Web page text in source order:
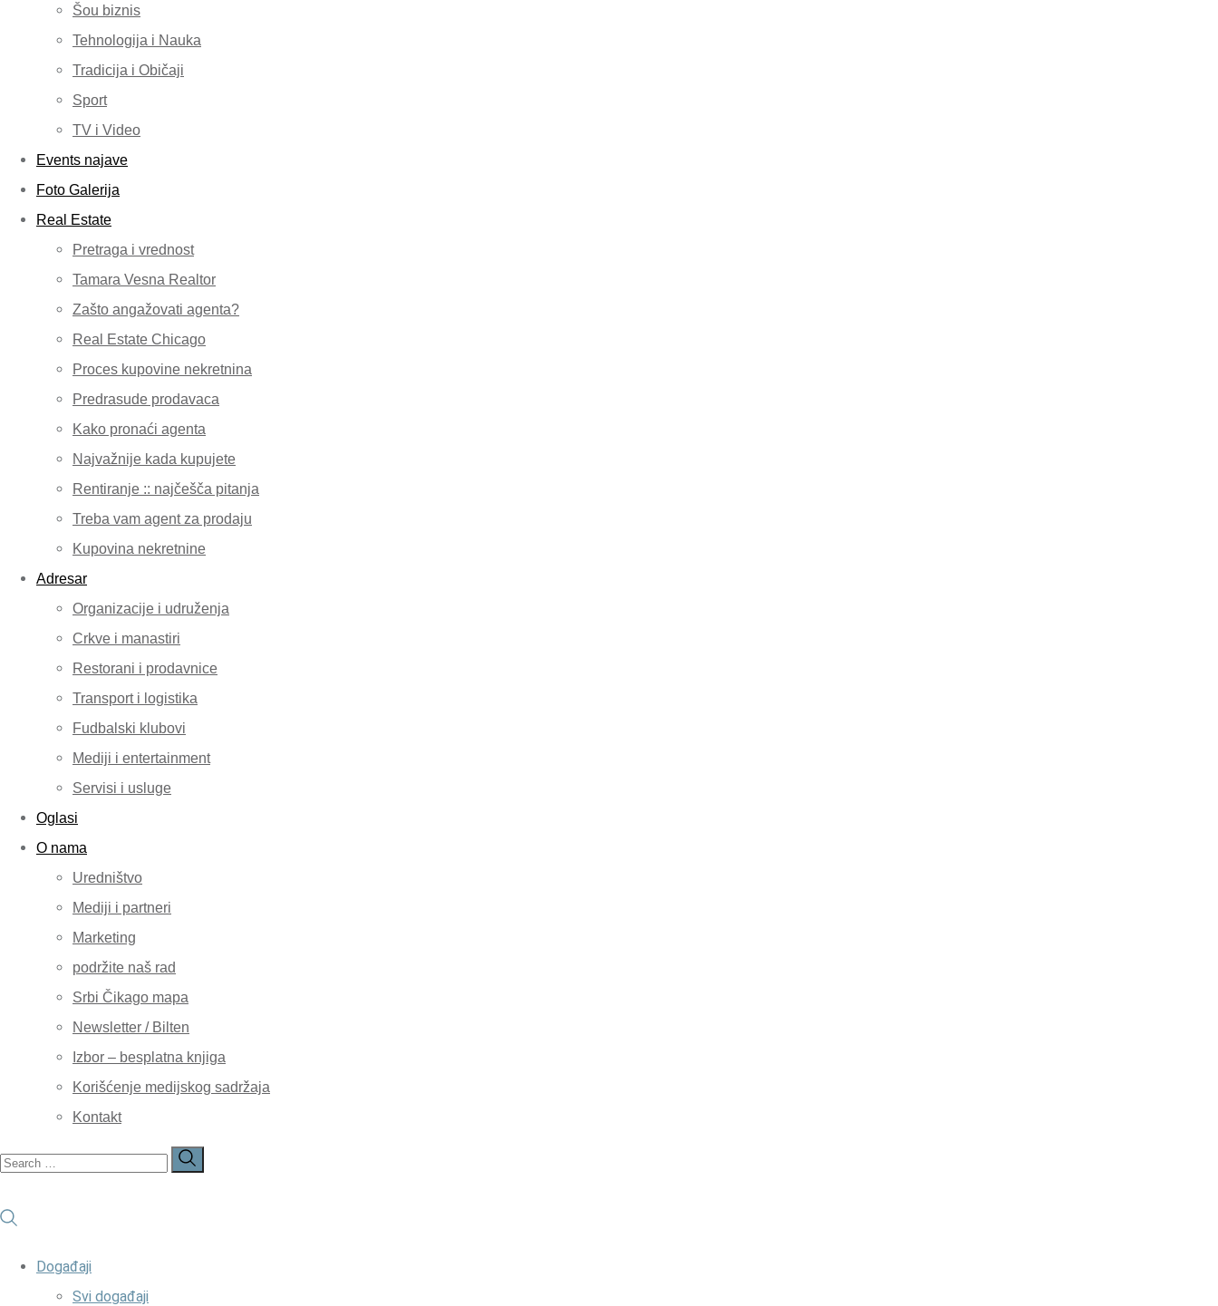
Šou biznis
Tehnologija i Nauka
Tradicija i Običaji
Sport
TV i Video
Events najave
Foto Galerija
Real Estate
Pretraga i vrednost
Tamara Vesna Realtor
Zašto angažovati agenta?
Real Estate Chicago
Proces kupovine nekretnina
Predrasude prodavaca
Kako pronaći agenta
Najvažnije kada kupujete
Rentiranje :: najčešča pitanja
Treba vam agent za prodaju
Kupovina nekretnine
Adresar
Organizacije i udruženja
Crkve i manastiri
Restorani i prodavnice
Transport i logistika
Fudbalski klubovi
Mediji i entertainment
Servisi i usluge
Oglasi
O nama
Uredništvo
Mediji i partneri
Marketing
podržite naš rad
Srbi Čikago mapa
Newsletter / Bilten
Izbor – besplatna knjiga
Korišćenje medijskog sadržaja
Kontakt
Događaji
Svi događaji